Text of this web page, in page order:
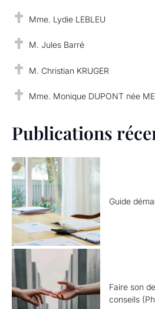
Mme. Lydie LEBLEU
M. Jules Barré
M. Christian KRUGER
Mme. Monique DUPONT née
Publications
Guide
Faire son
conseils